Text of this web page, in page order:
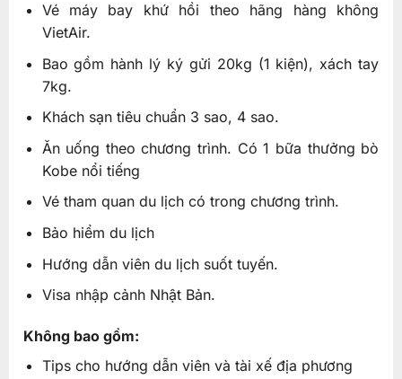
Vé máy bay khứ hồi theo hãng hàng không
VietAir.
Bao gồm hành lý ký gửi 20kg (1 kiện), xách tay
7kg.
Khách sạn tiêu chuẩn 3 sao, 4 sao.
Ăn uống theo chương trình. Có 1 bữa thưởng bò
Kobe nổi tiếng
Vé tham quan du lịch có trong chương trình.
Bảo hiểm du lịch
Hướng dẫn viên du lịch suốt tuyến.
Visa nhập cảnh Nhật Bản.
Không bao gồm:
Tips cho hướng dẫn viên và tài xế địa phương